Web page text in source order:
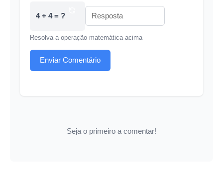
4 + 4 = ?
Resolva a operação matemática acima
Enviar Comentário
Seja o primeiro a comentar!